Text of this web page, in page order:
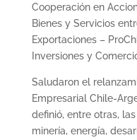
Cooperación en
Bienes y Servicios
Exportaciones –
Inversiones y
Saludaron el
Empresarial Chile-
definió, entre otras,
minería, energía,